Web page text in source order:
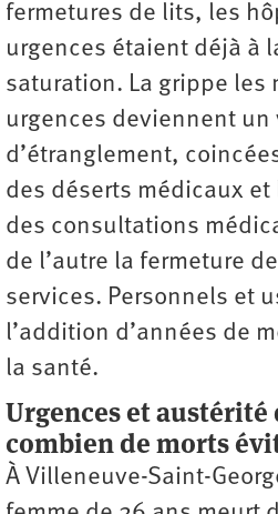
fermetures de lits, les
urgences étaient déjà à
saturation. La grippe les
urgences deviennent
d’étranglement,
des déserts médicaux
des consultations
de l’autre la fermeture
services. Personnels et
l’addition d’années de
la santé.
Urgences et austérité
combien de morts
À Villeneuve-Saint-